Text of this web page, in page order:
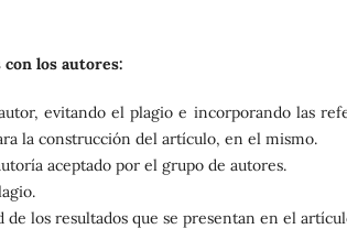
con los autores:
evitando el plagio e incorporando las
la construcción del artículo, en el mismo.
aceptado por el grupo de autores.
los resultados que se presentan en el